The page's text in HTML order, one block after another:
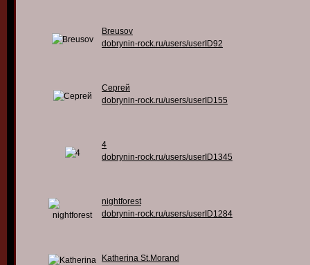
Breusov
dobrynin-rock.ru/users/userID92
Сергей
dobrynin-rock.ru/users/userID155
4
dobrynin-rock.ru/users/userID1345
nightforest
dobrynin-rock.ru/users/userID1284
Katherina St.Morand